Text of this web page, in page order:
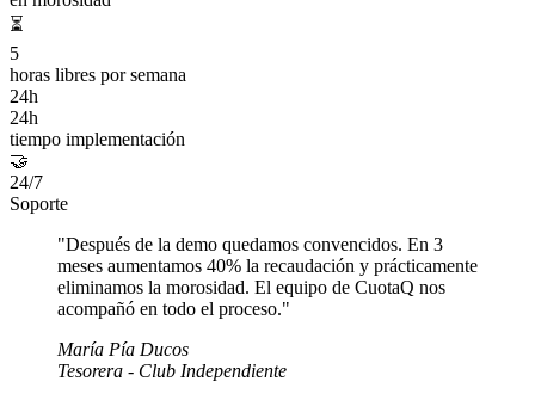
⏳
5
horas libres por semana
24h
24h
tiempo implementación
🤝
24/7
Soporte
"Después de la demo quedamos convencidos. En 3
meses aumentamos 40% la recaudación y prácticamente
eliminamos la morosidad. El equipo de CuotaQ nos
acompañó en todo el proceso."
María Pía Ducos
Tesorera - Club Independiente